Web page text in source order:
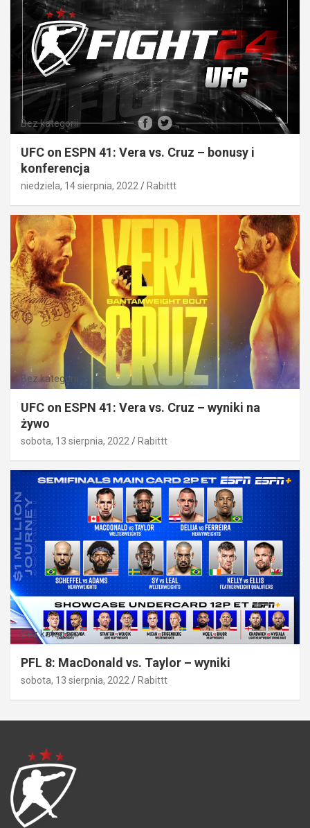
Bez kategorii
UFC on ESPN 41: Vera vs. Cruz – bonusy i
konferencja
niedziela, 14 sierpnia, 2022 Rabittt
Bez kategorii
UFC on ESPN 41: Vera vs. Cruz – wyniki na
żywo
sobota, 13 sierpnia, 2022 Rabittt
Bez kategorii
PFL 8: MacDonald vs. Taylor – wyniki
sobota, 13 sierpnia, 2022 Rabittt